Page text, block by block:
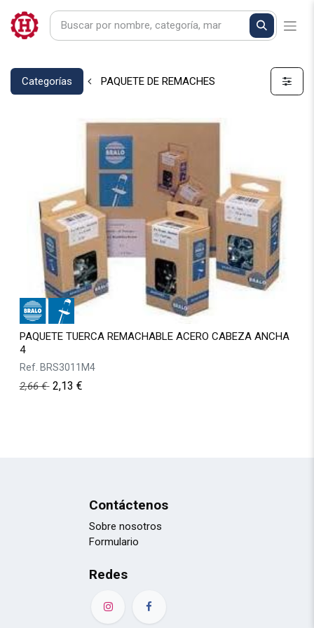
Categorías PAQUETE DE REMACHES
PAQUETE TUERCA REMACHABLE ACERO CABEZA ANCHA
4
Ref. BRS3011M4
2,66€ 2,13 €
Contáctenos
Sobre nosotros
Formulario
Redes